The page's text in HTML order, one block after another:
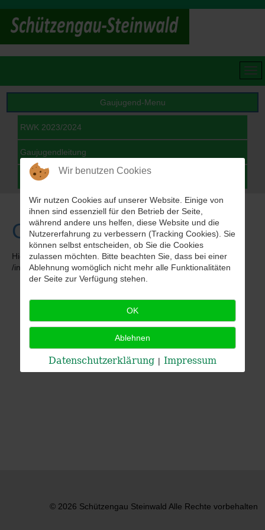
Gaujugend-Menu
RWK 2023/2024
Gaujugendleitung
Archiv
Gaujugend
Hier finden sie alle Informationen der Gaujugendschützen
/innen.
© 2026 Schützengau Steinwald Alle Rechte vorbehalten
Wir benutzen Cookies
Wir nutzen Cookies auf unserer Website. Einige von
ihnen sind essenziell für den Betrieb der Seite,
während andere uns helfen, diese Website und die
Nutzererfahrung zu verbessern (Tracking Cookies). Sie
können selbst entscheiden, ob Sie die Cookies
zulassen möchten. Bitte beachten Sie, dass bei einer
Ablehnung womöglich nicht mehr alle Funktionalitäten
der Seite zur Verfügung stehen.
OK
Ablehnen
Datenschutzerklärung | Impressum